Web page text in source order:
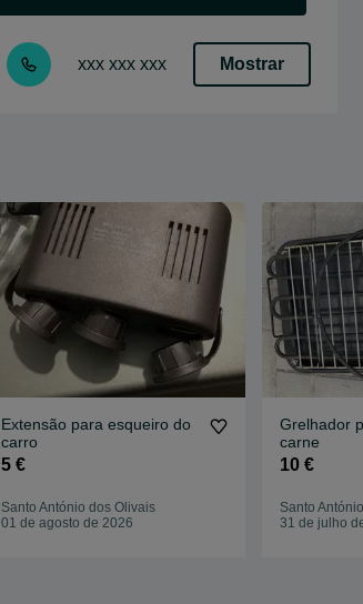
xxx xxx xxx Mostrar
Extensão para esqueiro do
carro
5 €
Santo António dos Olivais
01 de agosto de 2026
Grelhador
carne
10 €
Santo
31 de julho